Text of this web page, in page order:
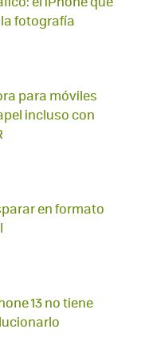
fotografía
para móviles
incluso con
en formato
13 no tiene